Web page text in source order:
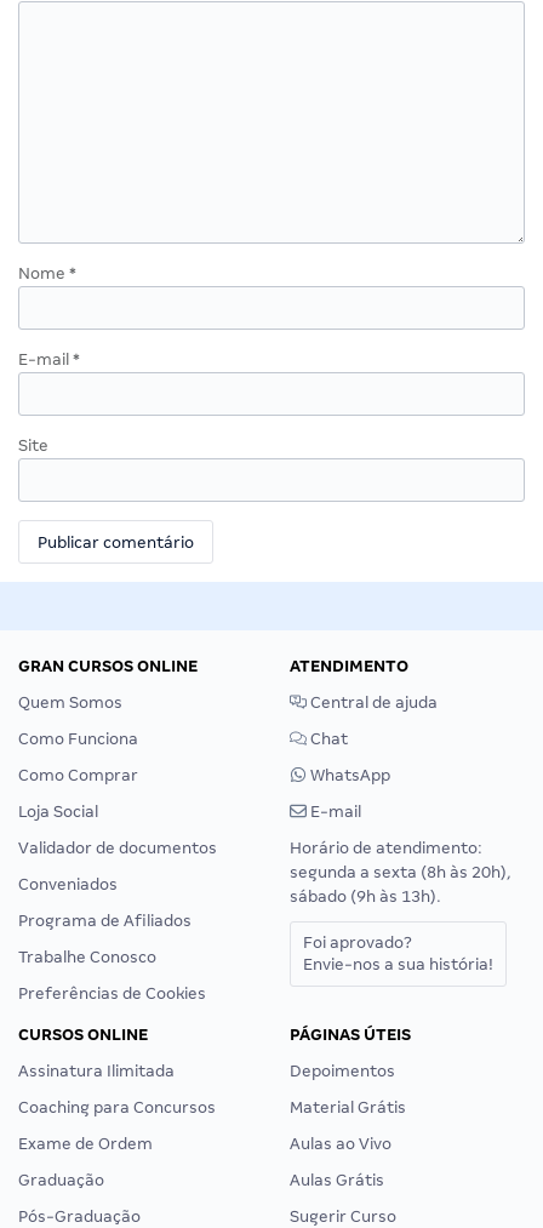
Nome *
E-mail *
Site
GRAN CURSOS ONLINE
Quem Somos
Como Funciona
Como Comprar
Loja Social
Validador de documentos
Conveniados
Programa de Afiliados
Trabalhe Conosco
Preferências de Cookies
ATENDIMENTO
Central de ajuda
Chat
WhatsApp
E-mail
Horário de atendimento:
segunda a sexta (8h às 20h),
sábado (9h às 13h).
Foi aprovado?
Envie-nos a sua história!
CURSOS ONLINE
Assinatura Ilimitada
Coaching para Concursos
Exame de Ordem
Graduação
Pós-Graduação
PÁGINAS ÚTEIS
Depoimentos
Material Grátis
Aulas ao Vivo
Aulas Grátis
Sugerir Curso